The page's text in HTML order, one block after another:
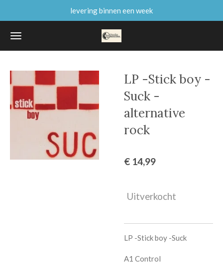
naar
de
levering binnen een week
LP -Stick boy -
Suck -
alternative
rock
€ 14,99
Uitverkocht
LP -Stick boy -Suck
A1 Control